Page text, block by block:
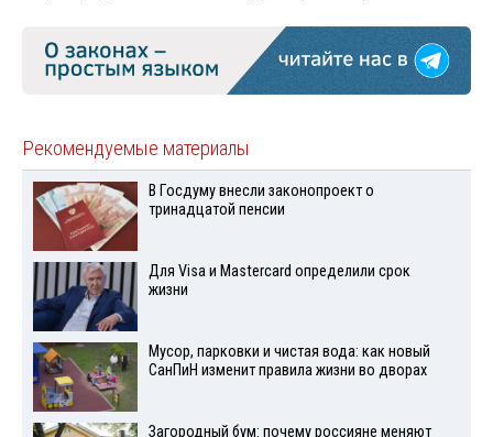
Рекомендуемые материалы
В Госдуму внесли законопроект о
тринадцатой пенсии
Для Visа и Mastercard определили срок
жизни
Мусор, парковки и чистая вода: как новый
СанПиН изменит правила жизни во дворах
Загородный бум: почему россияне меняют